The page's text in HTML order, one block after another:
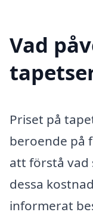
Vad
Priset på
beroende på
att förstå
dessa
informerat